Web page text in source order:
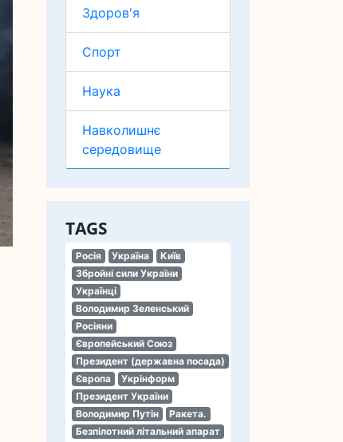
Здоров'я
Спорт
Наука
Навколишнє
середовище
TAGS
Росія Україна
Київ
Збройні сили України
Українці
Володимир Зеленський
Росіяни
Європейський Союз
Президент (державна посада)
Європа
Укрінформ
Президент України
Володимир Путін
Ракета.
Безпілотний літальний апарат